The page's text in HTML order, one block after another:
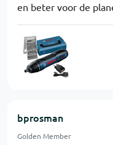
en beter voor de
bprosman
Golden Member